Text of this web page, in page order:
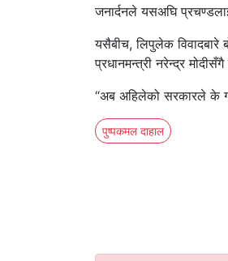
जनार्दनले यसअघि
यसैबीच, लिपुलेक विवादबारे
प्रधानमन्त्री नरेन्द्र
“अब अहिलेको सरकारले के
पुष्पकमल दाहाल